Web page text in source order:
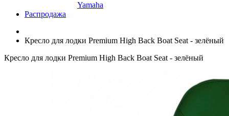
Yamaha
Распродажа
Кресло для лодки Premium High Back Boat Seat - зелёный
Кресло для лодки Premium High Back Boat Seat - зелёный